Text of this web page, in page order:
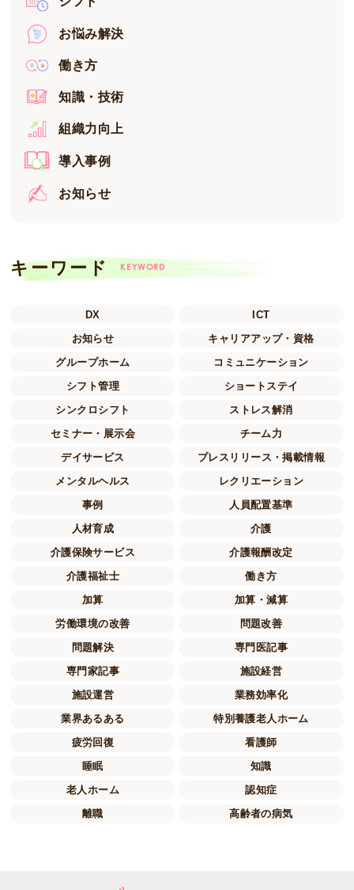
お悩み解決
働き方
知識・技術
組織力向上
導入事例
お知らせ
キーワード KEYWORD
DX
ICT
お知らせ
キャリアアップ・資格
グループホーム
コミュニケーション
シフト管理
ショートステイ
シンクロシフト
ストレス解消
セミナー・展示会
チーム力
デイサービス
プレスリリース・掲載情報
メンタルヘルス
レクリエーション
事例
人員配置基準
人材育成
介護
介護保険サービス
介護報酬改定
介護福祉士
働き方
加算
加算・減算
労働環境の改善
問題改善
問題解決
専門医記事
専門家記事
施設経営
施設運営
業務効率化
業界あるある
特別養護老人ホーム
疲労回復
看護師
睡眠
知識
老人ホーム
認知症
離職
高齢者の病気